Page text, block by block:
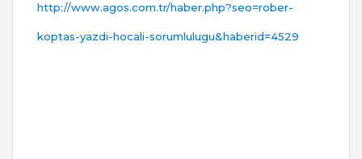
http://www.agos.com.tr/haber.php?seo=rober-
koptas-yazdi-hocali-sorumlulugu&haberid=4529